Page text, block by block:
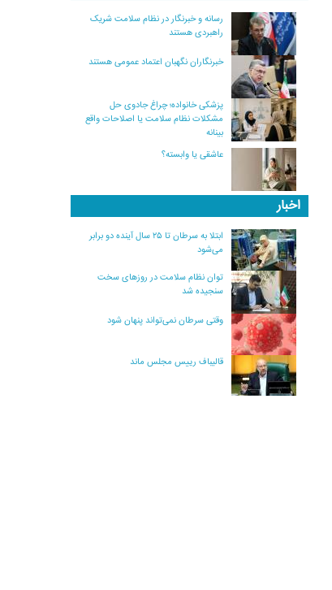
رسانه و خبرنگار در نظام سلامت شریک
راهبردی هستند
خبرنگاران نگهبان اعتماد عمومی هستند
پزشکی خانواده؛ چراغ جادوی حل
مشکلات نظام سلامت یا اصلاحات واقع
بینانه
عاشقی یا وابسته؟
اخبار
ابتلا به سرطان تا ۲۵ سال آینده دو برابر
می‌شود
توان نظام سلامت در روزهای سخت
سنجیده شد
وقتی سرطان نمی‌تواند پنهان شود
قالیباف رییس مجلس ماند